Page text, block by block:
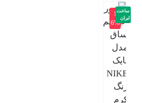
-1
6%
ساخت
ایران